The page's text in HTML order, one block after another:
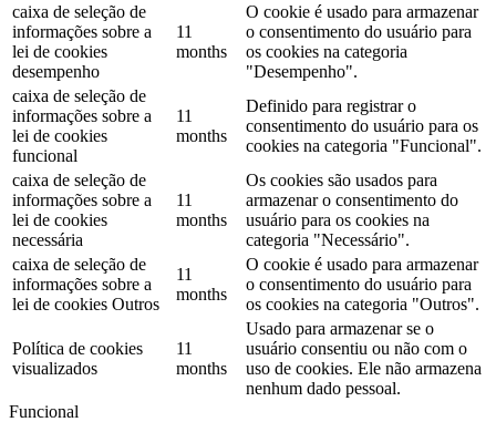
caixa de seleção de
informações sobre a
lei de cookies
desempenho
11
months
O cookie é usado para armazenar
o consentimento do usuário para
os cookies na categoria
"Desempenho".
caixa de seleção de
informações sobre a
lei de cookies
funcional
11
months
Definido para registrar o
consentimento do usuário para os
cookies na categoria "Funcional".
caixa de seleção de
informações sobre a
lei de cookies
necessária
11
months
Os cookies são usados ​​para
armazenar o consentimento do
usuário para os cookies na
categoria "Necessário".
caixa de seleção de
informações sobre a
lei de cookies Outros
11
months
O cookie é usado para armazenar
o consentimento do usuário para
os cookies na categoria "Outros".
Política de cookies
visualizados
11
months
Usado para armazenar se o
usuário consentiu ou não com o
uso de cookies. Ele não armazena
nenhum dado pessoal.
Funcional